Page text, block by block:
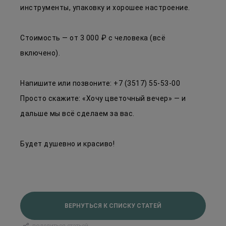
инструменты, упаковку и хорошее настроение.
Стоимость — от 3 000 ₽ с человека (всё
включено).
Напишите или позвоните: +7 (3517) 55-53-00
Просто скажите: «Хочу цветочный вечер» — и
дальше мы всё сделаем за вас.
Будет душевно и красиво!
ВЕРНУТЬСЯ К СПИСКУ СТАТЕЙ